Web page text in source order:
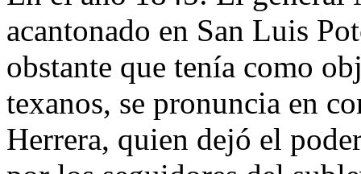
acantonado en San Luis
obstante que tenía como
texanos, se pronuncia en
Herrera, quien dejó el